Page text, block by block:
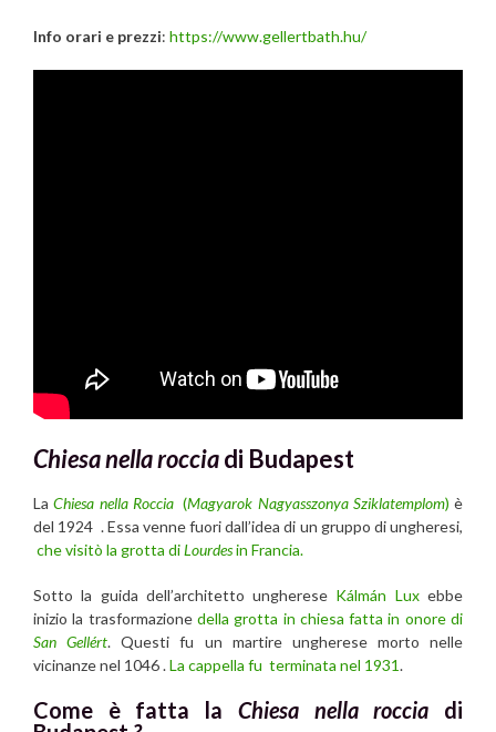
Info orari e prezzi: https://www.gellertbath.hu/
Chiesa nella rocciadi Budapest
LaChiesa nella Roccia (Magyarok Nagyasszonya Sziklatemplom) è
del 1924 . Essa venne fuori dall’idea di un gruppo di ungheresi,
che visitò la grotta diLourdesin Francia.
Sotto la guida dell’architetto ungherese Kálmán Luxebbe
inizio la trasformazione della grotta in chiesa fatta in onore di
San Gellért. Questi fu un martire ungherese morto nelle
vicinanze nel 1046 .La cappella fu terminata nel 1931.
Come è fatta la Chiesa nella roccia di